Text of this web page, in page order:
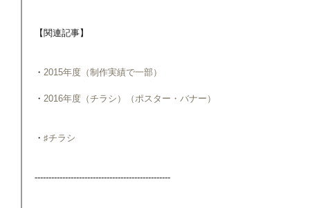
【関連記事】
・ 2015年度（制作実績で一部）
・ 2016年度（チラシ） （ポスター・バナー）
・ ♯チラシ
-------------------------------------------------